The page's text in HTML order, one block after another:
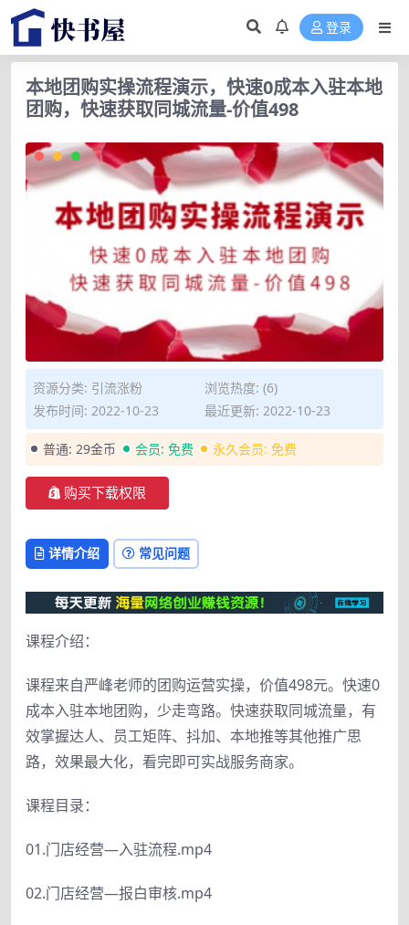
登录
本地团购实操流程演示，快速0成本入驻本地
团购，快速获取同城流量-价值498
资源分类: 引流涨粉
浏览热度: (6)
发布时间: 2022-10-23
最近更新: 2022-10-23
普通: 29金币 会员: 免费 永久会员: 免费
购买下载权限
详情介绍 常见问题
课程介绍：
课程来自严峰老师的团购运营实操，价值498元。快速0
成本入驻本地团购，少走弯路。快速获取同城流量，有
效掌握达人、员工矩阵、抖加、本地推等其他推广思
路，效果最大化，看完即可实战服务商家。
课程目录：
01.门店经营—入驻流程.mp4
02.门店经营—报白审核.mp4